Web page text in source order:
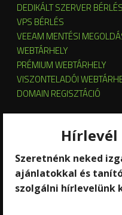
DEDIKÁLT SZERVER BÉRLÉS
VPS BÉRLÉS
VEEAM MENTÉSI
WEBTÁRHELY
PRÉMIUM WEBTÁRHELY
VISZONTELADÓI
DOMAIN REGISZTÁCIÓ
SZERVER ÜZEMELTETÉS
SZOFTVERBÉRLÉS
STREAMING